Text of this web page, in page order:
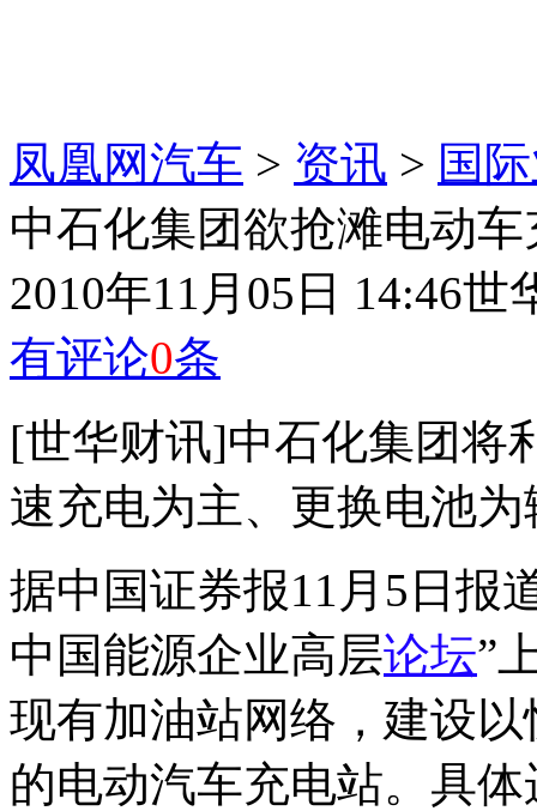
凤凰网汽车 > 资讯 > 国
中石化集团欲抢滩电动
2010年11月05日 14:46世
有评论0条
[世华财讯]中石化集团将
速充电为主、更换电池
据中国证券报11月5日报
中国能源企业高层论坛”
现有加油站网络，建设
的电动汽车充电站。具